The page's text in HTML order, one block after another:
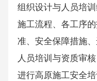
组织设计与人员培
施工流程、各工序
准、安全保障措施
人员培训与资质审
进行高原施工安全